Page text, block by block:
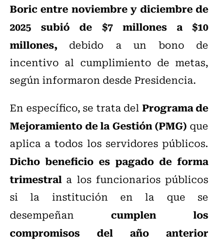
Boric entre noviembre y diciembre de
2025 subió de $7 millones a $10
millones, debido a un bono de
incentivo al cumplimiento de metas,
según informaron desde Presidencia.
En específico, se trata delPrograma de
Mejoramiento de la Gestión (PMG) que
aplica a todos los servidores públicos.
Dicho beneficio es pagado de forma
trimestral a los funcionarios públicos
si la institución en la que se
desempeñan cumplen los
compromisos del año anterior